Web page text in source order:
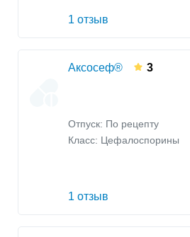
1 отзыв
Аксосеф® 3
Отпуск: По рецепту
Класс: Цефалоспорины
1 отзыв